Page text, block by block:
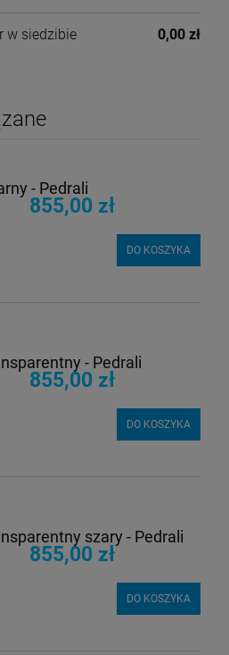
w siedzibie
0,00 zł
- Pedrali
855,00 zł
DO KOSZYKA
- Pedrali
855,00 zł
DO KOSZYKA
szary - Pedrali
855,00 zł
DO KOSZYKA